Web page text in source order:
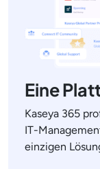
Eine
Kaseya 365
IT-
einzigen